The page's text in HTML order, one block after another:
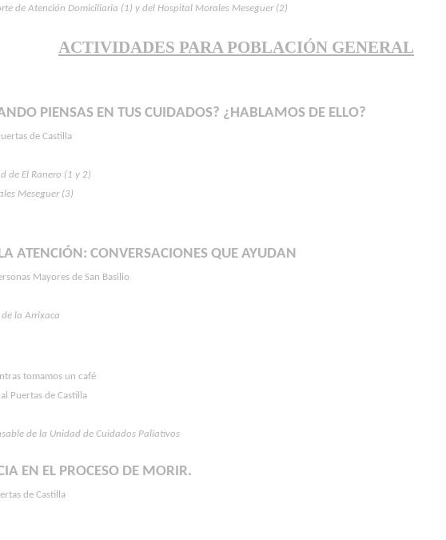
de Atención Domiciliaria (1) y del Hospital Morales Meseguer (2)
ACTIVIDADES PARA POBLACIÓN GENERAL
PIENSAS EN TUS CUIDADOS? ¿HABLAMOS DE ELLO?
de Castilla
de El Ranero (1 y 2)
Meseguer (3)
ATENCIÓN: CONVERSACIONES QUE AYUDAN
Mayores de San Basilio
la Arrixaca
tomamos un café
Puertas de Castilla
de la Unidad de Cuidados Paliativos
EN EL PROCESO DE MORIR.
de Castilla